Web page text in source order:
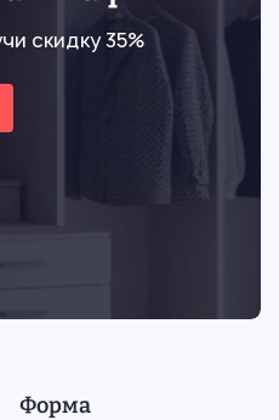
скидку 35%
Форма